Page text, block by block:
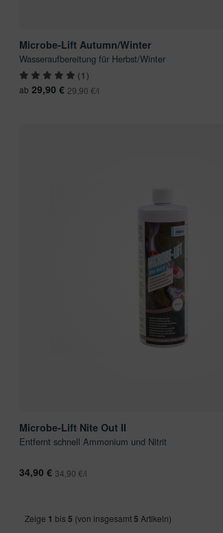
Microbe-Lift Autumn/Winter
Wasseraufbereitung für Herbst/Winter
(1)
ab 29,90 € 29,90 €/l
Microbe-Lift Nite Out II
Entfernt schnell Ammonium und Nitrit
34,90 € 34,90 €/l
Zeige 1 bis 5 (von insgesamt5 Artikeln)